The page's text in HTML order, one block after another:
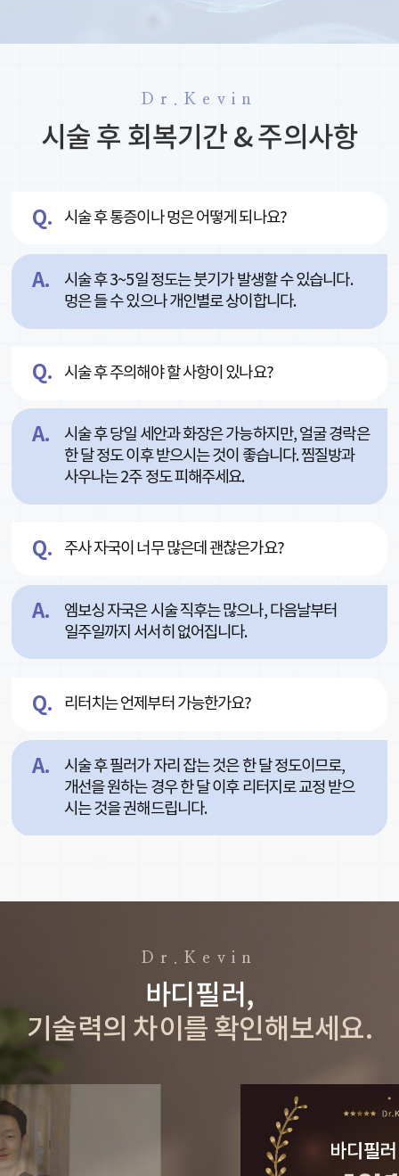
Dr.Kevin
시술 후 회복기간 & 주의사항
시술 후 통증이나 멍은 어떻게 되나요?
시술 후 3~5일 정도는 붓기가 발생할 수 있습니다.
멍은 들 수 있으나 개인별로 상이합니다.
시술 후 주의해야 할 사항이 있나요?
시술 후 당일 세안과 화장은 가능하지만, 얼굴 경락은
한 달 정도 이후 받으시는 것이 좋습니다. 찜질방과
사우나는 2주 정도 피해주세요.
주사 자국이 너무 많은데 괜찮은가요?
엠보싱 자국은 시술 직후는 많으나, 다음날부터
일주일까지 서서히 없어집니다.
리터치는 언제부터 가능한가요?
시술 후 필러가 자리 잡는 것은 한 달 정도이므로,
개선을 원하는 경우 한 달 이후 리터지로 교정 받으
시는 것을 권해드립니다.
Dr.Kevin
바디필러,
기술력의 차이를 확인해보세요.